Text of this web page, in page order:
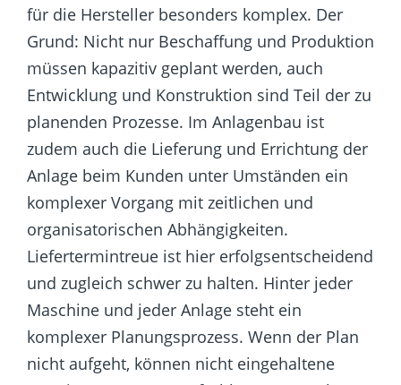
für die Hersteller besonders komplex. Der
Grund: Nicht nur Beschaffung und Produktion
müssen kapazitiv geplant werden, auch
Entwicklung und Konstruktion sind Teil der zu
planenden Prozesse. Im Anlagenbau ist
zudem auch die Lieferung und Errichtung der
Anlage beim Kunden unter Umständen ein
komplexer Vorgang mit zeitlichen und
organisatorischen Abhängigkeiten.
Liefertermintreue ist hier erfolgsentscheidend
und zugleich schwer zu halten. Hinter jeder
Maschine und jeder Anlage steht ein
komplexer Planungsprozess. Wenn der Plan
nicht aufgeht, können nicht eingehaltene